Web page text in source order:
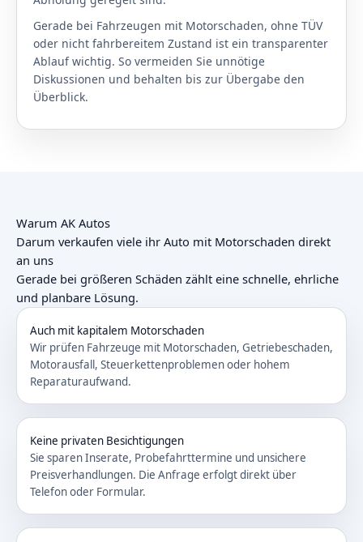
Gerade bei Fahrzeugen mit Motorschaden, ohne TÜV
oder nicht fahrbereitem Zustand ist ein transparenter
Ablauf wichtig. So vermeiden Sie unnötige
Diskussionen und behalten bis zur Übergabe den
Überblick.
Warum AK Autos
Darum verkaufen viele ihr Auto mit Motorschaden direkt
an uns
Gerade bei größeren Schäden zählt eine schnelle, ehrliche
und planbare Lösung.
Auch mit kapitalem Motorschaden
Wir prüfen Fahrzeuge mit Motorschaden, Getriebeschaden,
Motorausfall, Steuerkettenproblemen oder hohem
Reparaturaufwand.
Keine privaten Besichtigungen
Sie sparen Inserate, Probefahrttermine und unsichere
Preisverhandlungen. Die Anfrage erfolgt direkt über
Telefon oder Formular.